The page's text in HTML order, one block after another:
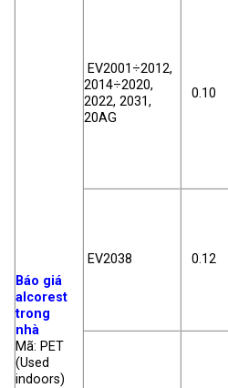
Báo giá
alcorest
trong
nhà
Mã: PET
(Used
indoors)
EV2001÷2012,
2014÷2020,
2022, 2031,
20AG
0.10
EV2038 0.12